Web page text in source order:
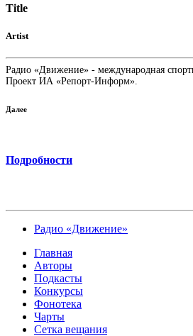
Title
Artist
Радио «Движение» - международная
Проект ИА «Репорт-Информ».
Далее
Подробности
Радио «Движение»
Главная
Авторы
Подкасты
Конкурсы
Фонотека
Чарты
Сетка вещания